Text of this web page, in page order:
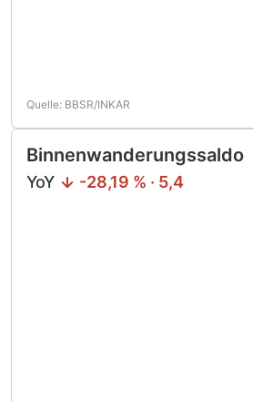
Quelle: BBSR/INKAR
Binnenwanderungssaldo
YoY -28,19 % · 5,4